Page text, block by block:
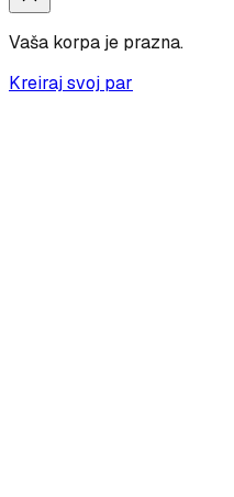
Vaša korpa je prazna.
Kreiraj svoj par